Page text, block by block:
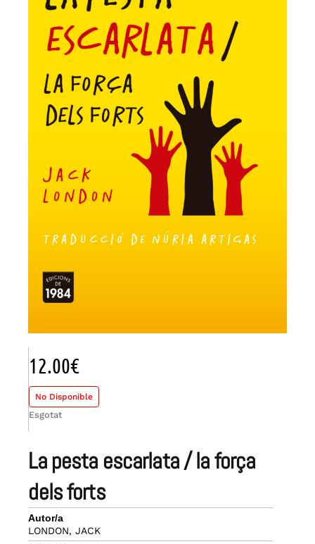
la pesta escarlata / la força
dels forts
Autor/a
LONDON, JACK
12.00€
No Disponible
Esgotat